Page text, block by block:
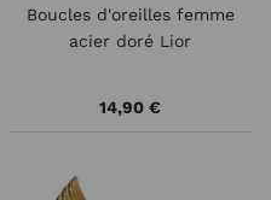
Boucles d'oreilles femme
acier doré Lior
14,90 €